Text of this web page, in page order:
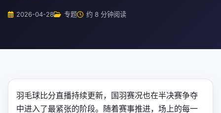
2026-04-28 专题 约 8 分钟阅读
羽毛球比分直播持续更新，国羽赛况也在半决赛争夺
中进入了最紧张的阶段。随着赛事推进，场上的每一